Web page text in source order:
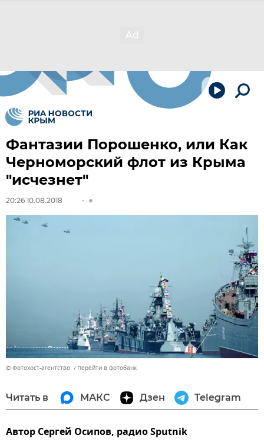
Фантазии Порошенко, или Как
Черноморский флот из Крыма
"исчезнет"
20:26 10.08.2018
© Фотохост-агентство. Перейти в фотобанк
Читать в МАКС Дзен Telegram
Автор Сергей Осипов, радио Sputnik